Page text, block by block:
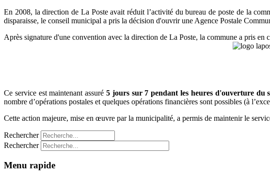
En 2008, la direction de La Poste avait réduit l’activité du bureau de poste de la
disparaisse, le conseil municipal a pris la décision d'ouvrir une Agence Postale
Après signature d'une convention avec la direction de La Poste, la commune a pris
Ce service est maintenant assuré5 jours sur 7 pendant les heures d'ouverture du
nombre d’opérations postales et quelques opérations financières sont possibles (à
Cette action majeure, mise en œuvre par la municipalité, a permis de maintenir le
Rechercher
Rechercher
Menu rapide